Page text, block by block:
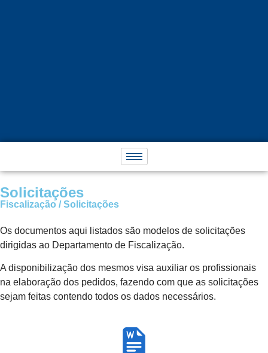
Solicitações
Fiscalização / Solicitações
Os documentos aqui listados são modelos de solicitações
dirigidas ao Departamento de Fiscalização.
A disponibilização dos mesmos visa auxiliar os profissionais
na elaboração dos pedidos, fazendo com que as solicitações
sejam feitas contendo todos os dados necessários.